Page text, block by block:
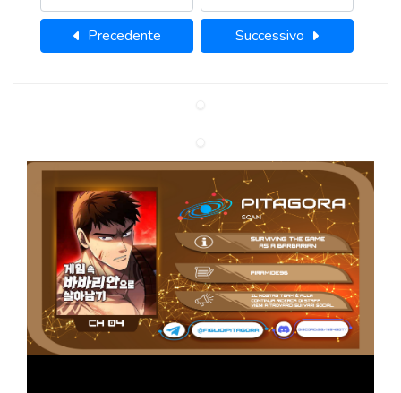
Precedente Successivo